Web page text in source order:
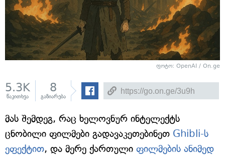
ფოტო: OpenAI / On.ge
5.3K
წაკითხვა
8
გაზიარება
მას შემდეგ, რაც ხელოვნურ ინტელექტს
ცნობილი ფილმები გადავაკეთებინეთ Ghibli-ს
ეფექტით, და მერე ქართული ფილმების ანიმედ